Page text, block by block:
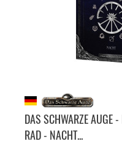
DAS SCHWARZE AUGE
RAD - NACHT...